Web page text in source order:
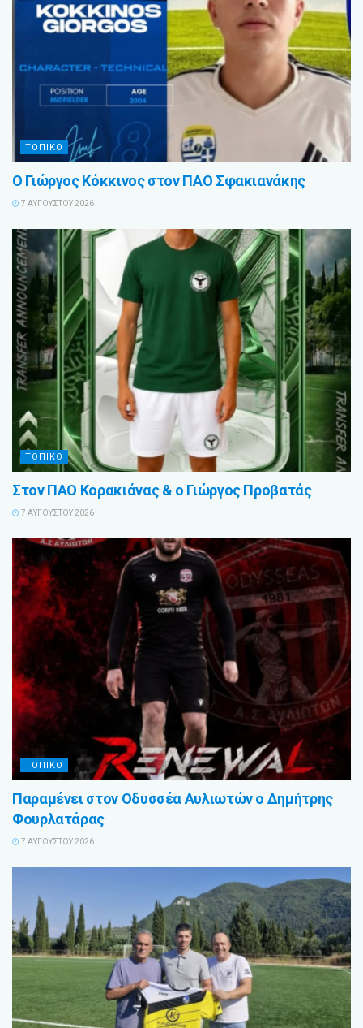
ΤΟΠΙΚΟ
Ο Γιώργος Κόκκινος στον ΠΑΟ Σφακιανάκης
7 ΑΥΓΟΎΣΤΟΥ 2026
ΤΟΠΙΚΟ
Στον ΠΑΟ Κορακιάνας & ο Γιώργος Προβατάς
7 ΑΥΓΟΎΣΤΟΥ 2026
ΤΟΠΙΚΟ
Παραμένει στον Οδυσσέα Αυλιωτών ο Δημήτρης
Φουρλατάρας
7 ΑΥΓΟΎΣΤΟΥ 2026